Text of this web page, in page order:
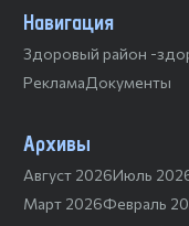
Навигация
Здоровый район -
РекламаДокументы
Архивы
Август 2026Июль
Март 2026Февраль